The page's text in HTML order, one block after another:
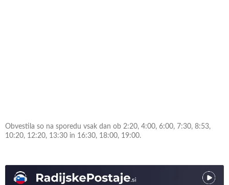
Obvestila so na sporedu vsak dan ob 2:20, 4:00, 6:00, 7:30, 8:53,
10:20, 12:20, 13:30 in 16:30, 18:00, 19:00.